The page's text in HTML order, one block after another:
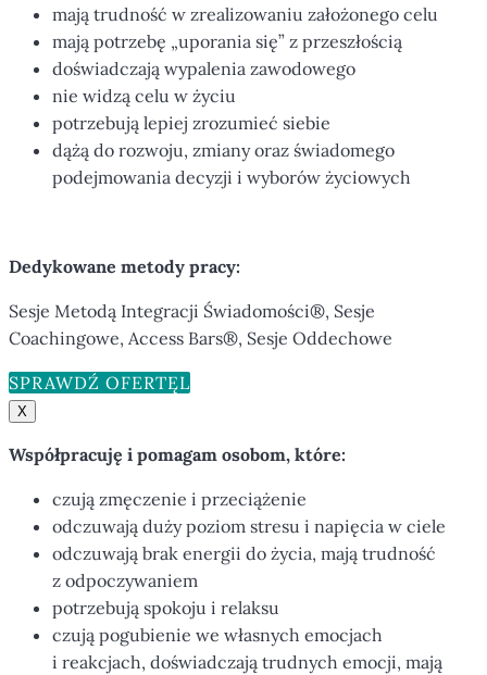
mają trudność w zrealizowaniu założonego celu
mają potrzebę „uporania się” z przeszłością
doświadczają wypalenia zawodowego
nie widzą celu w życiu
potrzebują lepiej zrozumieć siebie
dążą do rozwoju, zmiany oraz świadomego
podejmowania decyzji i wyborów życiowych
Dedykowane metody pracy:
Sesje Metodą Integracji Świadomości®, Sesje
Coachingowe, Access Bars®, Sesje Oddechowe
SPRAWDŹ OFERTĘ
X
Współpracuję i pomagam osobom, które:
czują zmęczenie i przeciążenie
odczuwają duży poziom stresu i napięcia w ciele
odczuwają brak energii do życia, mają trudność
z odpoczywaniem
potrzebują spokoju i relaksu
czują pogubienie we własnych emocjach
i reakcjach, doświadczają trudnych emocji, mają